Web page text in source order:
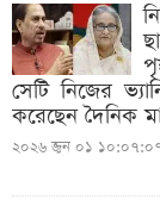
সেটি নিজের
করেছেন দৈনিক
২০২৬ জুন ০১